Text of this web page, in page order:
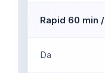
Rapid 60 min
Da